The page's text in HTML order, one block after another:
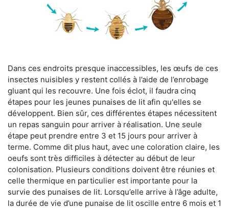
Dans ces endroits presque inaccessibles, les œufs de ces
insectes nuisibles y restent collés à l’aide de l’enrobage
gluant qui les recouvre. Une fois éclot, il faudra cinq
étapes pour les jeunes punaises de lit afin qu'elles se
développent. Bien sûr, ces différentes étapes nécessitent
un repas sanguin pour arriver à réalisation. Une seule
étape peut prendre entre 3 et 15 jours pour arriver à
terme. Comme dit plus haut, avec une coloration claire, les
oeufs sont très difficiles à détecter au début de leur
colonisation. Plusieurs conditions doivent être réunies et
celle thermique en particulier est importante pour la
survie des punaises de lit. Lorsqu’elle arrive à l’âge adulte,
la durée de vie d’une punaise de lit oscille entre 6 mois et 1